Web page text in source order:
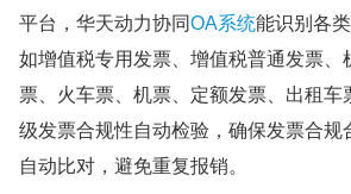
平台，华天动力协同OA系统能识别各
如增值税专用发票、增值税普通发票、
票、火车票、机票、定额发票、出租车
级发票合规性自动检验，确保发票合规
自动比对，避免重复报销。